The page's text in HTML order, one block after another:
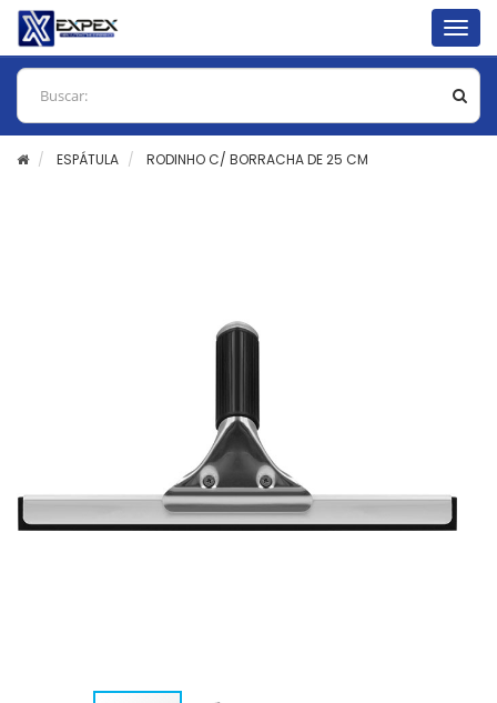
ESPÁTULA RODINHO C/ BORRACHA DE 25 CM